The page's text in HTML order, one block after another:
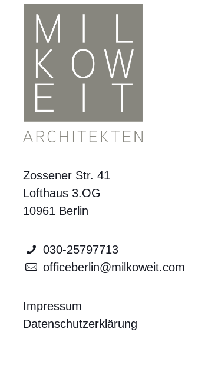
Zossener Str. 41
Lofthaus 3.OG
10961 Berlin
030-25797713
officeberlin@milkoweit.com
Impressum
Datenschutzerklärung